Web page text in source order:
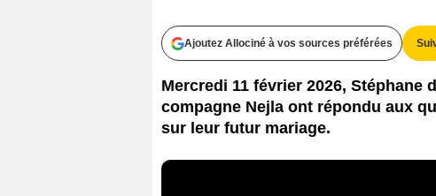
Ajoutez Allociné à vos sources préférées
Mercredi 11 février 2026, Stéphane
compagne Nejla ont répondu aux
sur leur futur mariage.